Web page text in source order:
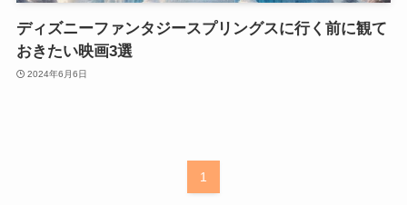
ディズニーファンタジースプリングスに行く前に観て
おきたい映画3選
2024年6月6日
1